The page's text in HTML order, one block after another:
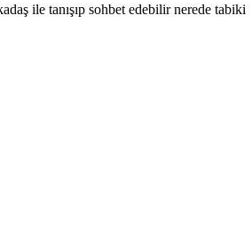
ile tanışıp sohbet edebilir nerede tabiki